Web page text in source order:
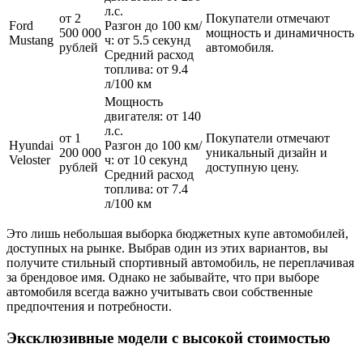
Ford
Mustang
от 2
500 000
рублей
л.с.
Разгон до 100 км/
ч: от 5.5 секунд
Средний расход
топлива: от 9.4
л/100 км
Покупатели отмечают
мощность и динамичность
автомобиля.
Hyundai
Veloster
от 1
200 000
рублей
Мощность
двигателя: от 140
л.с.
Разгон до 100 км/
ч: от 10 секунд
Средний расход
топлива: от 7.4
л/100 км
Покупатели отмечают
уникальный дизайн и
доступную цену.
Это лишь небольшая выборка бюджетных купе автомобилей,
доступных на рынке. Выбрав один из этих вариантов, вы
получите стильный спортивный автомобиль, не переплачивая
за брендовое имя. Однако не забывайте, что при выборе
автомобиля всегда важно учитывать свои собственные
предпочтения и потребности.
Эксклюзивные модели с высокой стоимостью